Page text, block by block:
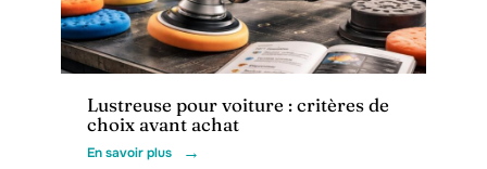
Voiture
Lustreuse pour voiture : critères de
choix avant achat
En savoir plus